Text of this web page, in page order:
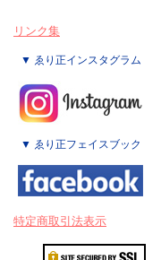
リンク集
▼ ゑり正インスタグラム
▼ ゑり正フェイスブック
特定商取引法表示